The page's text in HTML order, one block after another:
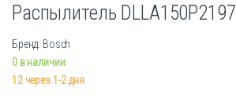
Распылитель DLLA150P2197
Бренд: Bosch
0 в наличии
12 через 1-2 дня